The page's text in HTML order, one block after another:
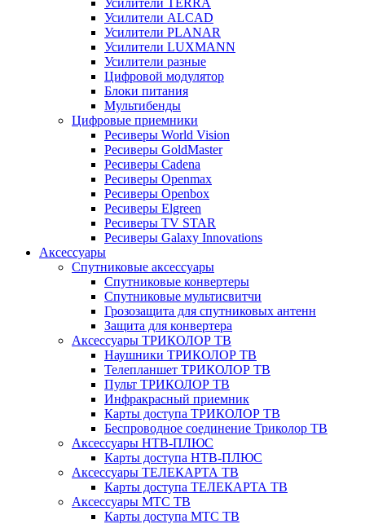
Усилители TERRA
Усилители ALCAD
Усилители PLANAR
Усилители LUXMANN
Усилители разные
Цифровой модулятор
Блоки питания
Мультибенды
Цифровые приемники
Ресиверы World Vision
Ресиверы GoldMaster
Ресиверы Cadena
Ресиверы Openmax
Ресиверы Openbox
Ресиверы Elgreen
Ресиверы TV STAR
Ресиверы Galaxy Innovations
Аксессуары
Спутниковые аксессуары
Спутниковые конвертеры
Спутниковые мультисвитчи
Грозозащита для спутниковых антенн
Защита для конвертера
Аксессуары ТРИКОЛОР ТВ
Наушники ТРИКОЛОР ТВ
Телепланшет ТРИКОЛОР ТВ
Пульт ТРИКОЛОР ТВ
Инфракрасный приемник
Карты доступа ТРИКОЛОР ТВ
Беспроводное соединение Триколор ТВ
Аксессуары НТВ-ПЛЮС
Карты доступа НТВ-ПЛЮС
Аксессуары ТЕЛЕКАРТА ТВ
Карты доступа ТЕЛЕКАРТА ТВ
Аксессуары МТС ТВ
Карты доступа МТС ТВ